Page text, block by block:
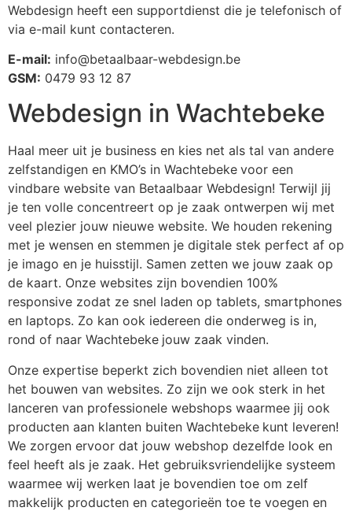
Webdesign heeft een supportdienst die je telefonisch of
via e-mail kunt contacteren.
E-mail: info@betaalbaar-webdesign.be
GSM: 0479 93 12 87
Webdesign in Wachtebeke
Haal meer uit je business en kies net als tal van andere
zelfstandigen en KMO’s in Wachtebeke voor een
vindbare website van Betaalbaar Webdesign! Terwijl jij
je ten volle concentreert op je zaak ontwerpen wij met
veel plezier jouw nieuwe website. We houden rekening
met je wensen en stemmen je digitale stek perfect af op
je imago en je huisstijl. Samen zetten we jouw zaak op
de kaart. Onze websites zijn bovendien 100%
responsive zodat ze snel laden op tablets, smartphones
en laptops. Zo kan ook iedereen die onderweg is in,
rond of naar Wachtebeke jouw zaak vinden.
Onze expertise beperkt zich bovendien niet alleen tot
het bouwen van websites. Zo zijn we ook sterk in het
lanceren van professionele webshops waarmee jij ook
producten aan klanten buiten Wachtebeke kunt leveren!
We zorgen ervoor dat jouw webshop dezelfde look en
feel heeft als je zaak. Het gebruiksvriendelijke systeem
waarmee wij werken laat je bovendien toe om zelf
makkelijk producten en categorieën toe te voegen en